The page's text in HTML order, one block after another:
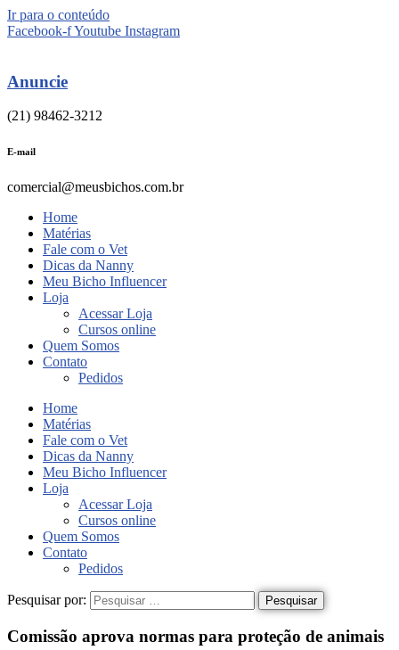
Ir para o conteúdo
Facebook-fYoutube Instagram
Anuncie
(21) 98462-3212
E-mail
comercial@meusbichos.com.br
Home
Matérias
Fale com o Vet
Dicas da Nanny
Meu Bicho Influencer
Loja
Acessar Loja
Cursos online
Quem Somos
Contato
Pedidos
Home
Matérias
Fale com o Vet
Dicas da Nanny
Meu Bicho Influencer
Loja
Acessar Loja
Cursos online
Quem Somos
Contato
Pedidos
Pesquisar por:
Comissão aprova normas para proteção de animais